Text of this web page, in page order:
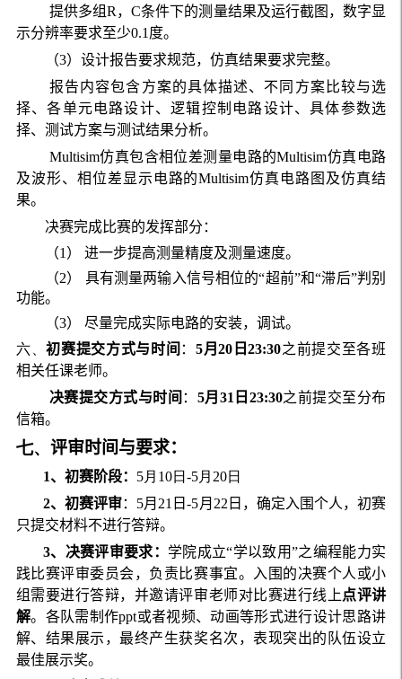
提供多组R，C条件下的测量结果及运行截图，数字显
示分辨率要求至少0.1度。
（3）设计报告要求规范，仿真结果要求完整。
报告内容包含方案的具体描述、不同方案比较与选
择、各单元电路设计、逻辑控制电路设计、具体参数选
择、测试方案与测试结果分析。
Multisim仿真包含相位差测量电路的Multisim仿真电路
及波形、相位差显示电路的Multisim仿真电路图及仿真结
果。
决赛完成比赛的发挥部分：
（1） 进一步提高测量精度及测量速度。
（2） 具有测量两输入信号相位的“超前”和“滞后”判别
功能。
（3） 尽量完成实际电路的安装，调试。
六、初赛提交方式与时间 ： 5月20日23:30之前提交至各班
相关任课老师。
决赛提交方式与时间 ： 5月31日23:30之前提交至分布
信箱。
七、 评审时间与要求：
1、初赛阶段： 5月10日-5月20日
2、初赛评审：5月21日-5月22日，确定入围个人，初赛
只提交材料不进行答辩。
3、决赛评审要求： 学院成立“学以致用”之编程能力实
践比赛评审委员会，负责比赛事宜。入围的决赛个人或小
组需要进行答辩，并邀请评审老师对比赛进行线上 点评讲
解。各队需制作ppt或者视频、动画等形式进行设计思路讲
解、结果展示，最终产生获奖名次，表现突出的队伍设立
最佳展示奖。